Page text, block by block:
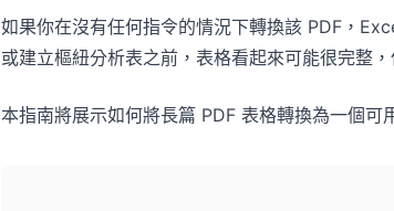
如果你在沒有任何指令的情況下轉換該 PDF，
或建立樞紐分析表之前，表格看起來可能很完整
本指南將展示如何將長篇 PDF 表格轉換為一個可